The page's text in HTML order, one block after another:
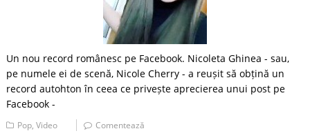
Un nou record românesc pe Facebook. Nicoleta Ghinea - sau,
pe numele ei de scenă, Nicole Cherry - a reușit să obțină un
record autohton în ceea ce privește aprecierea unui post pe
Facebook -
Pop,Video Comentează